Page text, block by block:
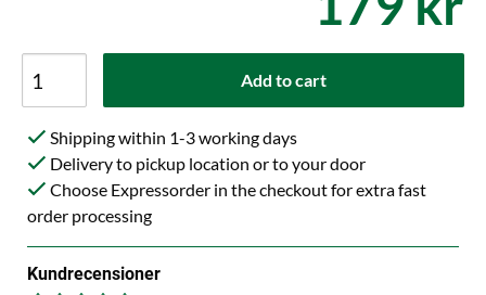
Add to cart
Shipping within 1-3 working days
Delivery to pickup location or to your door
Choose Expressorder in the checkout for extra fast
order processing
Kundrecensioner